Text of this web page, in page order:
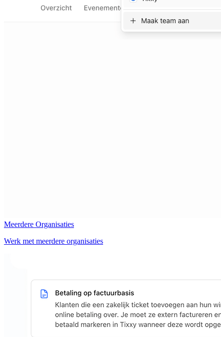
Meerdere Organisaties
Werk met meerdere organisaties